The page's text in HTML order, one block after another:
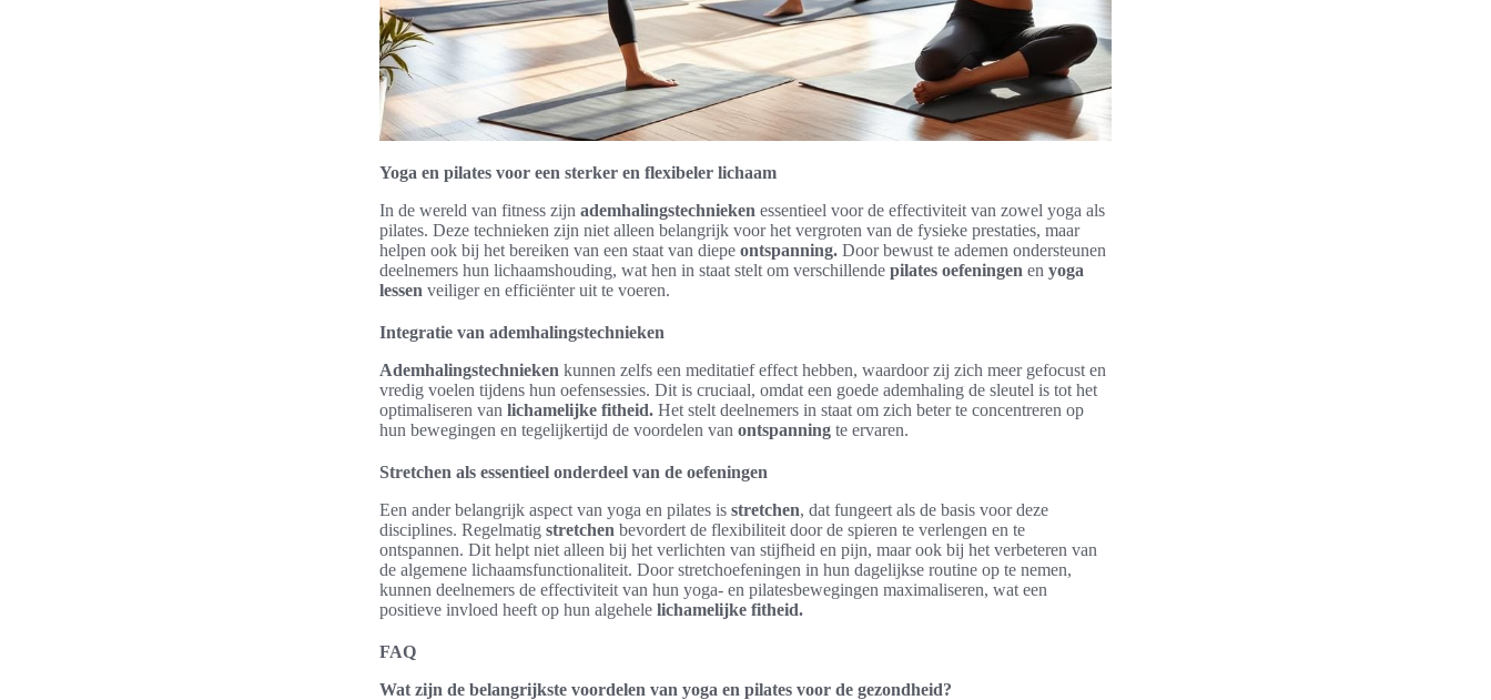
Yoga en pilates voor een sterker en flexibeler lichaam
In de wereld van fitness zijn ademhalingstechnieken essentieel voor de effectiviteit van zowel yoga als
pilates. Deze technieken zijn niet alleen belangrijk voor het vergroten van de fysieke prestaties, maar
helpen ook bij het bereiken van een staat van diepe ontspanning. Door bewust te ademen ondersteunen
deelnemers hun lichaamshouding, wat hen in staat stelt om verschillende pilates oefeningen en yoga
lessen veiliger en efficiënter uit te voeren.
Integratie van ademhalingstechnieken
Ademhalingstechnieken kunnen zelfs een meditatief effect hebben, waardoor zij zich meer gefocust en
vredig voelen tijdens hun oefensessies. Dit is cruciaal, omdat een goede ademhaling de sleutel is tot het
optimaliseren van lichamelijke fitheid. Het stelt deelnemers in staat om zich beter te concentreren op
hun bewegingen en tegelijkertijd de voordelen van ontspanning te ervaren.
Stretchen als essentieel onderdeel van de oefeningen
Een ander belangrijk aspect van yoga en pilates is stretchen, dat fungeert als de basis voor deze
disciplines. Regelmatig stretchen bevordert de flexibiliteit door de spieren te verlengen en te
ontspannen. Dit helpt niet alleen bij het verlichten van stijfheid en pijn, maar ook bij het verbeteren van
de algemene lichaamsfunctionaliteit. Door stretchoefeningen in hun dagelijkse routine op te nemen,
kunnen deelnemers de effectiviteit van hun yoga- en pilatesbewegingen maximaliseren, wat een
positieve invloed heeft op hun algehele lichamelijke fitheid.
FAQ
Wat zijn de belangrijkste voordelen van yoga en pilates voor de gezondheid?